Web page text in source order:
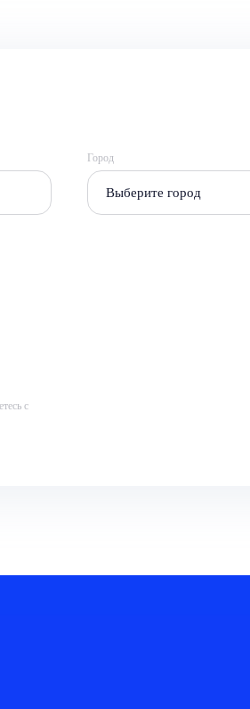
Город
Выберите город
с